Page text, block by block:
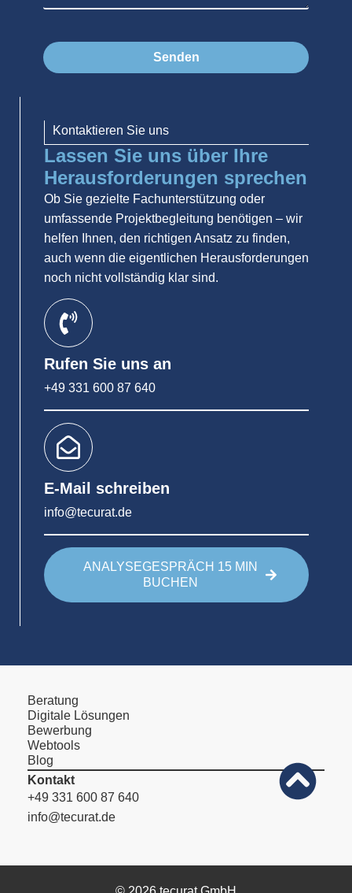
Senden
Kontaktieren Sie uns
Lassen Sie uns über Ihre
Herausforderungen sprechen
Ob Sie gezielte Fachunterstützung oder
umfassende Projektbegleitung benötigen – wir
helfen Ihnen, den richtigen Ansatz zu finden,
auch wenn die eigentlichen Herausforderungen
noch nicht vollständig klar sind.
Rufen Sie uns an
+49 331 600 87 640
E-Mail schreiben
info@tecurat.de
ANALYSEGESPRÄCH 15 MIN
BUCHEN
Beratung
Digitale Lösungen
Bewerbung
Webtools
Blog
Kontakt
+49 331 600 87 640
info@tecurat.de